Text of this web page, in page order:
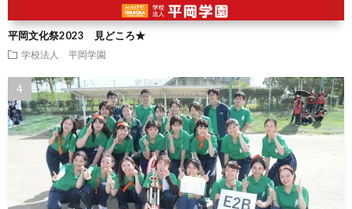
平岡文化祭2023 見どころ★
学校法人 平岡学園